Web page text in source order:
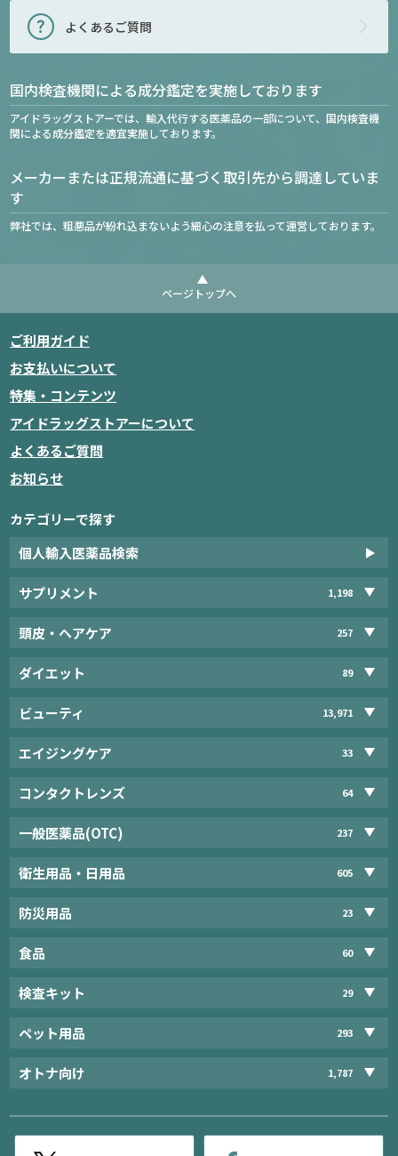
よくあるご質問
国内検査機関による成分鑑定を実施しております
アイドラッグストアーでは、輸入代行する医薬品の一部について、国内検査機
関による成分鑑定を適宜実施しております。
メーカーまたは正規流通に基づく取引先から調達していま
す
弊社では、粗悪品が紛れ込まないよう細心の注意を払って運営しております。
ページトップへ
ご利用ガイド
お支払いについて
特集・コンテンツ
アイドラッグストアーについて
よくあるご質問
お知らせ
カテゴリーで探す
個人輸入医薬品検索
サプリメント 1,198
頭皮・ヘアケア 257
ダイエット 89
ビューティ 13,971
エイジングケア 33
コンタクトレンズ 64
一般医薬品(OTC) 237
衛生用品・日用品 605
防災用品 23
食品 60
検査キット 29
ペット用品 293
オトナ向け 1,787